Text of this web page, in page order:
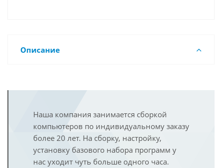
Описание
Наша компания занимается сборкой
компьютеров по индивидуальному заказу
более 20 лет. На сборку, настройку,
установку базового набора программ у
нас уходит чуть больше одного часа.